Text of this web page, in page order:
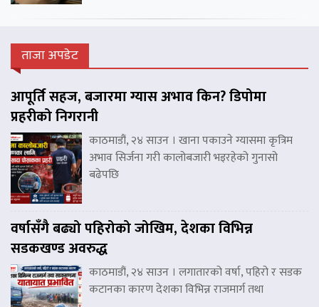
ताजा अपडेट
आपूर्ति सहज, बजारमा ग्यास अभाव किन? डिपोमा
प्रहरीको निगरानी
काठमाडौं, २४ साउन । खाना पकाउने ग्यासमा कृत्रिम
अभाव सिर्जना गरी कालोबजारी भइरहेको गुनासो
बढेपछि
वर्षासँगै बढ्यो पहिरोको जोखिम, देशका विभिन्न
सडकखण्ड अवरुद्ध
काठमाडौं, २४ साउन । लगातारको वर्षा, पहिरो र सडक
कटानका कारण देशका विभिन्न राजमार्ग तथा